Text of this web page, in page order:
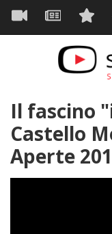
Salta
contenuto
principale
Il fascino
Castello
Aperte